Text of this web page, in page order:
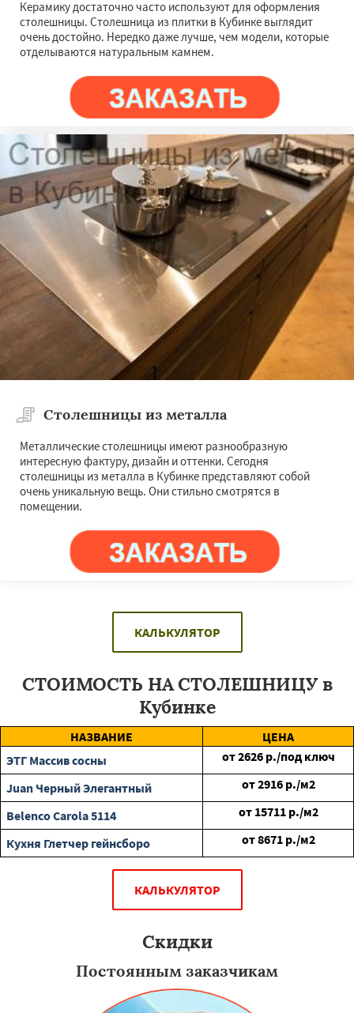
Керамику достаточно часто используют для оформления
столешницы. Столешница из плитки в Кубинке выглядит
очень достойно. Нередко даже лучше, чем модели, которые
отделываются натуральным камнем.
Столешницы из металла
Металлические столешницы имеют разнообразную
интересную фактуру, дизайн и оттенки. Сегодня
столешницы из металла в Кубинке представляют собой
очень уникальную вещь. Они стильно смотрятся в
помещении.
КАЛЬКУЛЯТОР
СТОИМОСТЬ НА СТОЛЕШНИЦУ в
Кубинке
НАЗВАНИЕ
ЦЕНА
ЭТГ Массив сосны
от2626 р./под ключ
Juan Черный Элегантный
от2916 р./м2
Belenco Carola 5114
от 15711 р./м2
Кухня Глетчер гейнсборо
от8671 р./м2
КАЛЬКУЛЯТОР
Скидки
Постоянным заказчикам